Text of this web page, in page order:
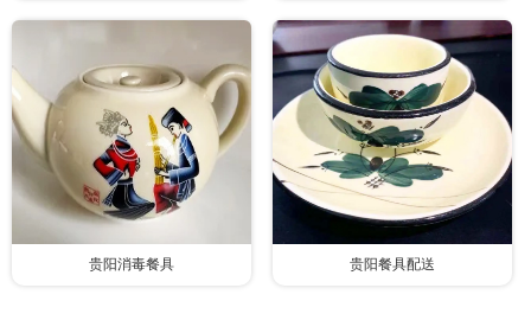
贵阳消毒餐具 贵阳餐具配送